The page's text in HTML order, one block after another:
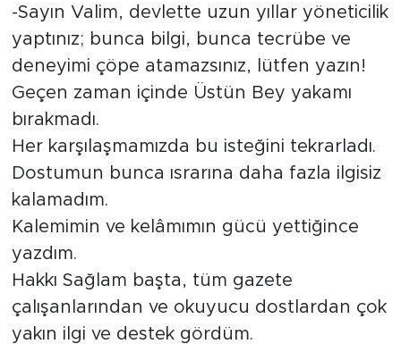
-Sayın Valim, devlette uzun yıllar yöneticilik
yaptınız; bunca bilgi, bunca tecrübe ve
deneyimi çöpe atamazsınız, lütfen yazın!
Geçen zaman içinde Üstün Bey yakamı
bırakmadı.
Her karşılaşmamızda bu isteğini tekrarladı.
Dostumun bunca ısrarına daha fazla ilgisiz
kalamadım.
Kalemimin ve kelâmımın gücü yettiğince
yazdım.
Hakkı Sağlam başta, tüm gazete
çalışanlarından ve okuyucu dostlardan çok
yakın ilgi ve destek gördüm.